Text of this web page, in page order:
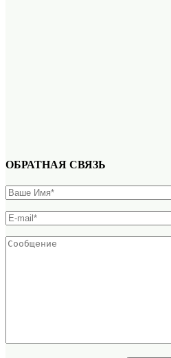
ОБРАТНАЯ СВЯЗЬ